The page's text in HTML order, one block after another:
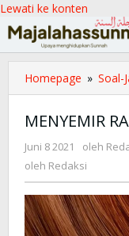
Lewati ke konten
Homepage » Soal-
MENYEMIR
Juni 8 2021 oleh
oleh Redaksi